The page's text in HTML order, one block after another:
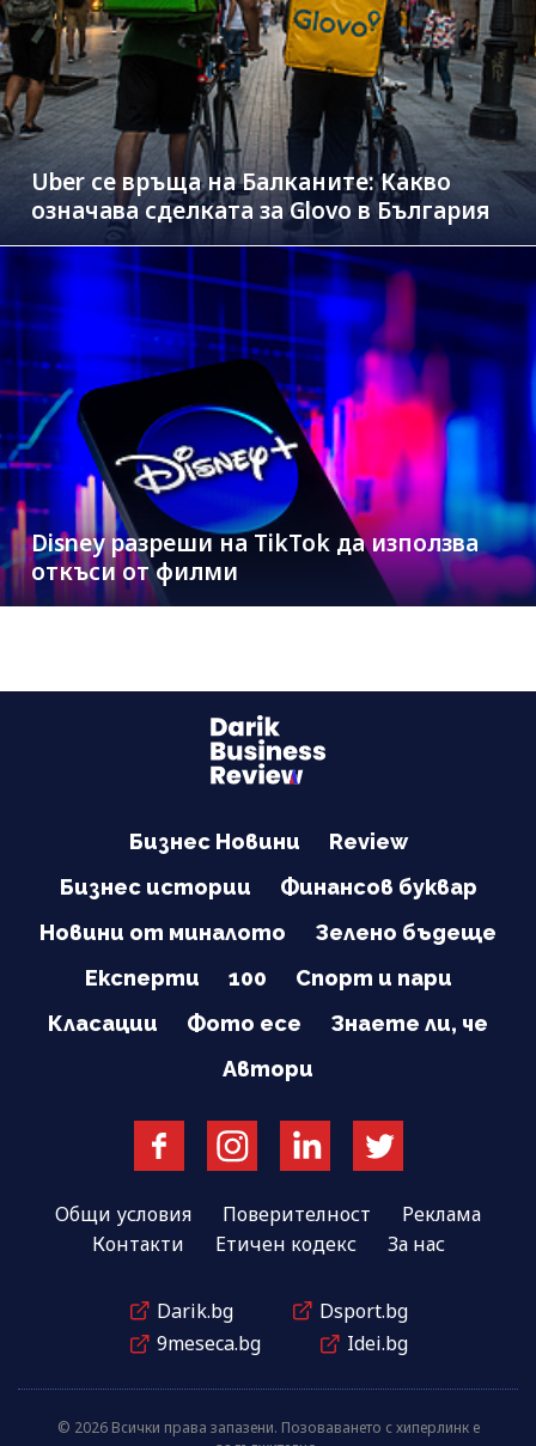
Uber се връща на Балканите: Какво
означава сделката за Glovo в България
Disney разреши на TikTok да използва
откъси от филми
Бизнес Новини
Review
Бизнес истории
Финансов буквар
Новини от миналото
Зелено бъдеще
Експерти
100
Спорт и пари
Класации
Фото есе
Знаете ли, че
Автори
Общи условия Поверителност
Реклама
Контакти
Етичен кодекс За нас
Darik.bg
Dsport.bg
9meseca.bg
Idei.bg
© 2026 Всички права запазени. Позоваването с хиперлинк е